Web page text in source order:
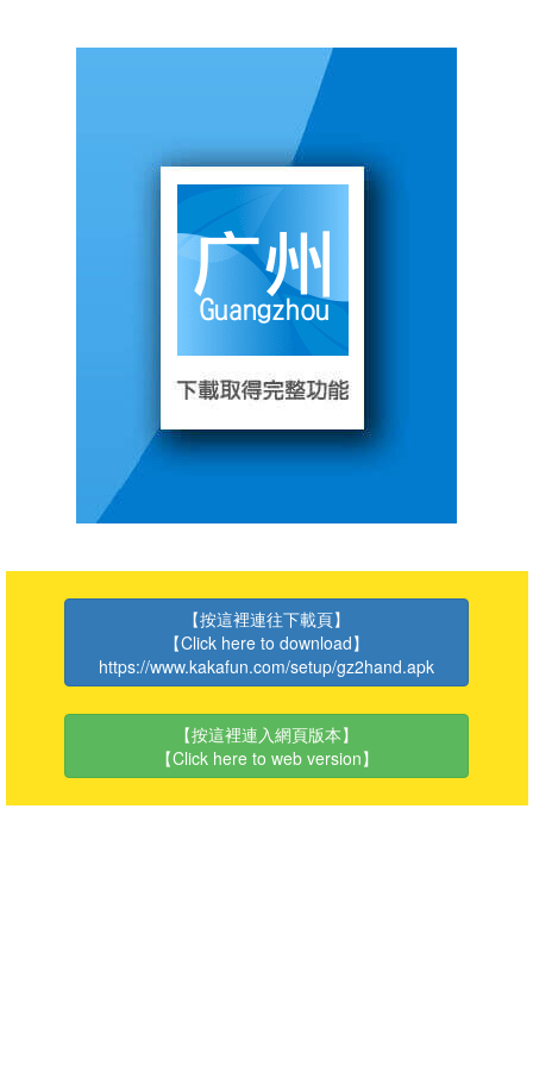
【按這裡連往下載頁】
【Click here to download】
https://www.kakafun.com/setup/gz2hand.apk
【按這裡連入網頁版本】
【Click here to web version】